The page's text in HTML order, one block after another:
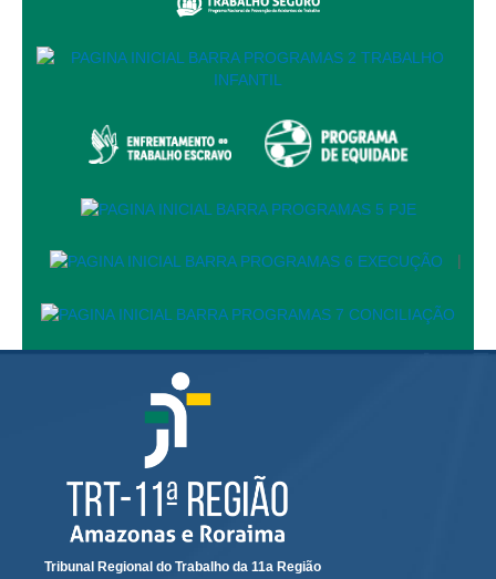
Responsabilidade Socioambiental
Comissão Permanente de Acessibilidade e Inclusão
Programa Trabalho Seguro
Coordenadoria de Saúde
Atermação On-line - Interior de Roraima
Agendamento de Reclamação Verbal
Consulta de Pautas
Atas de Sessões do Pleno
Audiências e Sessões
Calendário das Sessões da 1ª Turma 2026
|
Tribunal Regional do Trabalho da 11a Região